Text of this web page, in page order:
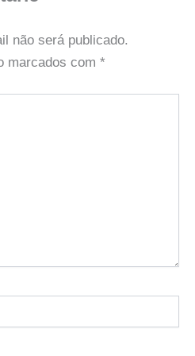
não será publicado.
marcados com *